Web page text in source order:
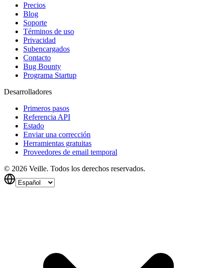
Precios
Blog
Soporte
Términos de uso
Privacidad
Subencargados
Contacto
Bug Bounty
Programa Startup
Desarrolladores
Primeros pasos
Referencia API
Estado
Enviar una corrección
Herramientas gratuitas
Proveedores de email temporal
© 2026 Veille. Todos los derechos reservados.